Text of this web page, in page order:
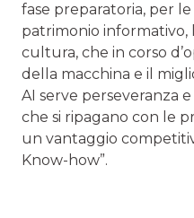
fase preparatoria, per
patrimonio informativo,
cultura, che in corso
della macchina e il
AI serve perseveranza
che si ripagano con le
un vantaggio
Know-how”.